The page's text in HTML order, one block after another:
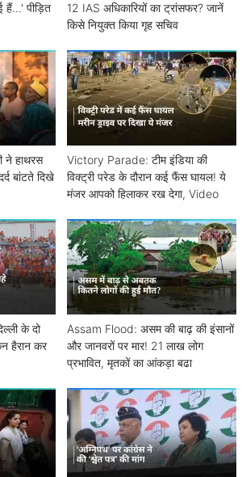
हैं...' पीड़ित
12 IAS अधिकारियों का ट्रांसफर? जानें
किसे नियुक्त किया गृह सचिव
ने हाथरस
बांटते दिखे
Victory Parade: टीम इंडिया की
विक्ट्री परेड के दौरान कई फैंस घायल! ये
मंजर आपको हिलाकर रख देगा, Video
के दो
हैरान कर
Assam Flood: असम की बाढ़ की इंसानों
और जानवरों पर मार! 21 लाख लोग
प्रभावित, मृतकों का आंकड़ा बढा